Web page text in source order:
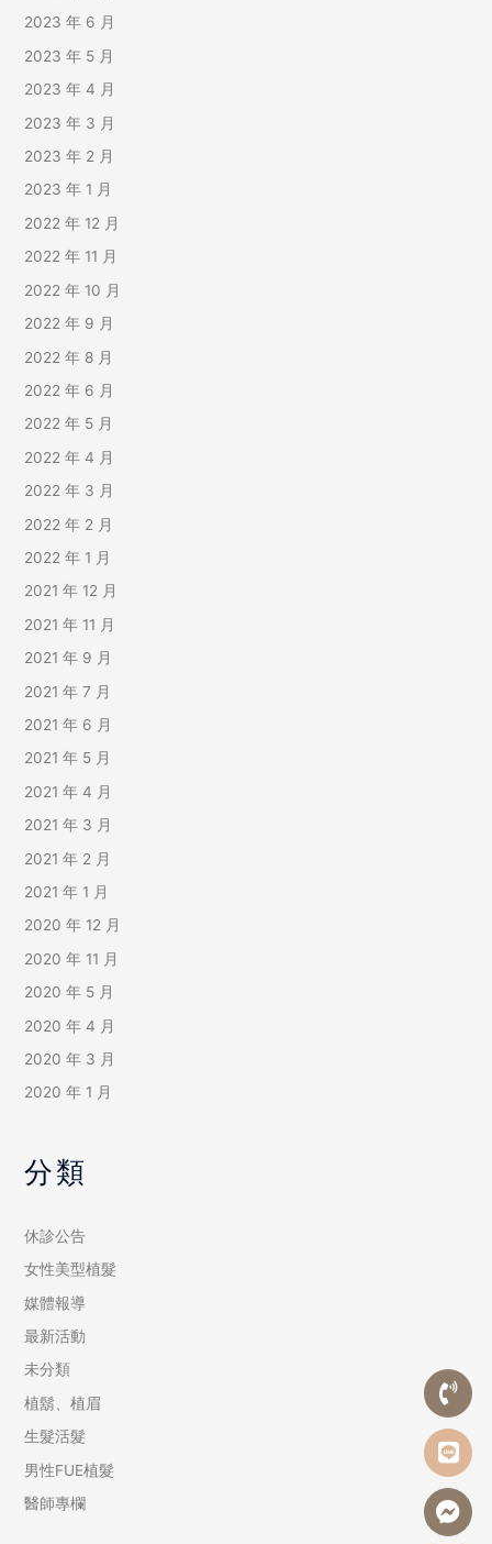
2023 年 6 月
2023 年 5 月
2023 年 4 月
2023 年 3 月
2023 年 2 月
2023 年 1 月
2022 年 12 月
2022 年 11 月
2022 年 10 月
2022 年 9 月
2022 年 8 月
2022 年 6 月
2022 年 5 月
2022 年 4 月
2022 年 3 月
2022 年 2 月
2022 年 1 月
2021 年 12 月
2021 年 11 月
2021 年 9 月
2021 年 7 月
2021 年 6 月
2021 年 5 月
2021 年 4 月
2021 年 3 月
2021 年 2 月
2021 年 1 月
2020 年 12 月
2020 年 11 月
2020 年 5 月
2020 年 4 月
2020 年 3 月
2020 年 1 月
分類
休診公告
女性美型植髮
媒體報導
最新活動
未分類
植鬍、植眉
生髮活髮
男性FUE植髮
醫師專欄